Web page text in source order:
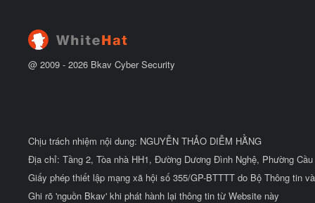
@ 2009 - 2026 Bkav Cyber Security
Chịu trách nhiệm nội dung: NGUYỄN THẢO DIỄM HẰNG
Địa chỉ: Tầng 2, Tòa nhà HH1, Đường Dương Đình Nghệ, Phường
Giấy phép thiết lập mạng xã hội số 355/GP-BTTTT do Bộ Thông tin
Ghi rõ 'nguồn Bkav' khi phát hành lại thông tin từ Website này